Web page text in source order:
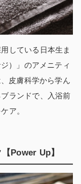
している日本生ま
）」のアメニティ
皮膚科学から学ん
ランドで、入浴前
ア。
Power Up】